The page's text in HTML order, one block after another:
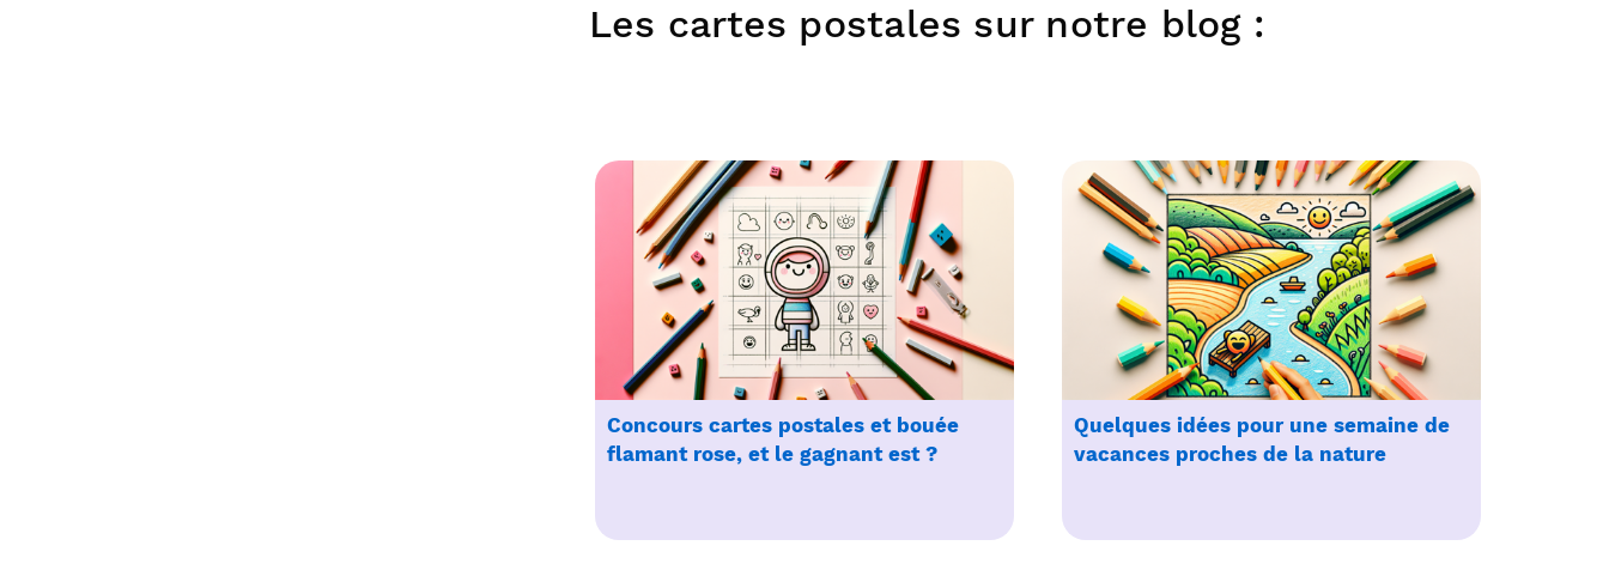
Les cartes postales sur notre blog :
Concours cartes postales et bouée
flamant rose, et le gagnant est ?
Quelques idées pour une semaine de
vacances proches de la nature